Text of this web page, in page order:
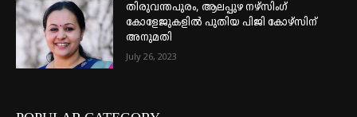
തിരുവന്തപുരം, ആലപ്പുഴ നഴ്‌സിംഗ്
കോളേജുകളില്‍ പുതിയ പിജി കോഴ്‌സിന്
അനുമതി
July 26, 2023